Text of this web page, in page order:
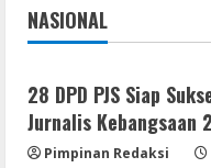
5
NASIONAL
Jakarta
28 DPD PJS Siap
Jurnalis Kebangsaan
Pimpinan Redaksi